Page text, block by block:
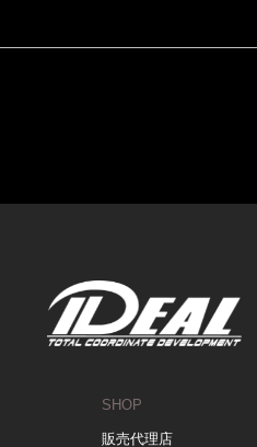
SHOP
販売代理店